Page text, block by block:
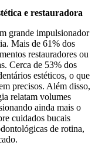
e restauradora
grande impulsionador
Mais de 61% dos
restauradores ou
Cerca de 53% dos
estéticos, o que
precisos. Além disso,
relatam volumes
ainda mais o
cuidados bucais
de rotina,